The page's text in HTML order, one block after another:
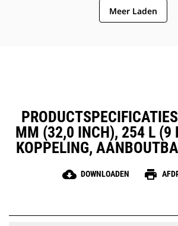
Meer Laden
MM (32,0 INCH), 254 L (9
KOPPELING,
cloud_download DOWNLOADEN print